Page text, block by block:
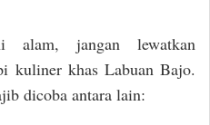
alam, jangan lewatkan
kuliner khas Labuan Bajo.
dicoba antara lain: